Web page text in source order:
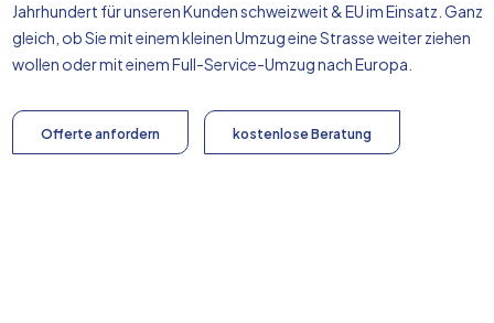
Jahrhundert für unseren Kunden schweizweit & EU im Einsatz. Ganz
gleich, ob Sie mit einem kleinen Umzug eine Strasse weiter ziehen
wollen oder mit einem Full-Service-Umzug nachEuropa
Offerte anfordern kostenlose Beratung